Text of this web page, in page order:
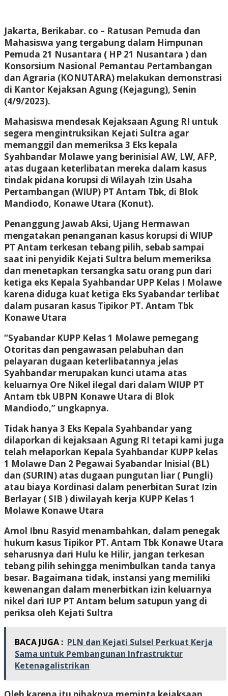
Jakarta, Berikabar. co – Ratusan Pemuda dan
Mahasiswa yang tergabung dalam Himpunan
Pemuda 21 Nusantara ( HP 21 Nusantara ) dan
Konsorsium Nasional Pemantau Pertambangan
dan Agraria (KONUTARA) melakukan demonstrasi
di Kantor Kejaksan Agung (Kejagung), Senin
(4/9/2023).
Mahasiswa mendesak Kejaksaan Agung RI untuk
segera mengintruksikan Kejati Sultra agar
memanggil dan memeriksa 3 Eks kepala
Syahbandar Molawe yang berinisial AW, LW, AFP,
atas dugaan keterlibatan mereka dalam kasus
tindak pidana korupsi di Wilayah Izin Usaha
Pertambangan (WIUP) PT Antam Tbk, di Blok
Mandiodo, Konawe Utara (Konut).
Penanggung Jawab Aksi, Ujang Hermawan
mengatakan penanganan kasus korupsi di WIUP
PT Antam terkesan tebang pilih, sebab sampai
saat ini penyidik Kejati Sultra belum memeriksa
dan menetapkan tersangka satu orang pun dari
ketiga eks Kepala Syahbandar UPP Kelas I Molawe
karena diduga kuat ketiga Eks Syabandar terlibat
dalam pusaran kasus Tipikor PT. Antam Tbk
Konawe Utara
“Syabandar KUPP Kelas 1 Molawe pemegang
Otoritas dan pengawasan pelabuhan dan
pelayaran dugaan keterlibatannya jelas
Syahbandar merupakan kunci utama atas
keluarnya Ore Nikel ilegal dari dalam WIUP PT
Antam tbk UBPN Konawe Utara di Blok
Mandiodo,” ungkapnya.
Tidak hanya 3 Eks Kepala Syahbandar yang
dilaporkan di kejaksaan Agung RI tetapi kami juga
telah melaporkan Kepala Syahbandar KUPP kelas
1 Molawe Dan 2 Pegawai Syabandar Inisial (BL)
dan (SURIN) atas dugaan pungutan liar ( Pungli)
atau biaya Kordinasi dalam penerbitan Surat Izin
Berlayar ( SIB ) diwilayah kerja KUPP Kelas 1
Molawe Konawe Utara
Arnol Ibnu Rasyid menambahkan, dalam penegak
hukum kasus Tipikor PT. Antam Tbk Konawe Utara
seharusnya dari Hulu ke Hilir, jangan terkesan
tebang pilih sehingga menimbulkan tanda tanya
besar. Bagaimana tidak, instansi yang memiliki
kewenangan dalam menerbitkan izin keluarnya
nikel dari IUP PT Antam belum satupun yang di
periksa oleh Kejati Sultra
BACA JUGA : PLN dan Kejati Sulsel Perkuat Kerja
Sama untuk Pembangunan Infrastruktur
Ketenagalistrikan